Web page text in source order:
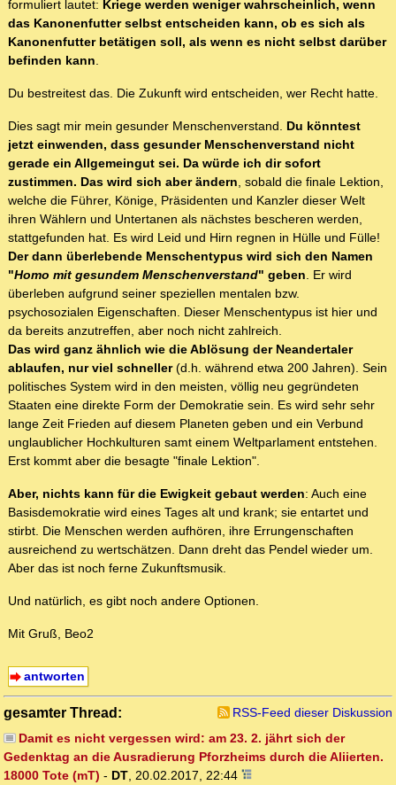
formuliert lautet: Kriege werden weniger wahrscheinlich, wenn
das Kanonenfutter selbst entscheiden kann, ob es sich als
Kanonenfutter betätigen soll, als wenn es nicht selbst darüber
befinden kann.
Du bestreitest das. Die Zukunft wird entscheiden, wer Recht hatte.
Dies sagt mir mein gesunder Menschenverstand. Du könntest
jetzt einwenden, dass gesunder Menschenverstand nicht
gerade ein Allgemeingut sei. Da würde ich dir sofort
zustimmen. Das wird sich aber ändern, sobald die finale Lektion,
welche die Führer, Könige, Präsidenten und Kanzler dieser Welt
ihren Wählern und Untertanen als nächstes bescheren werden,
stattgefunden hat. Es wird Leid und Hirn regnen in Hülle und Fülle!
Der dann überlebende Menschentypus wird sich den Namen
"Homo mit gesundem Menschenverstand" geben. Er wird
überleben aufgrund seiner speziellen mentalen bzw.
psychosozialen Eigenschaften. Dieser Menschentypus ist hier und
da bereits anzutreffen, aber noch nicht zahlreich.
Das wird ganz ähnlich wie die Ablösung der Neandertaler
ablaufen, nur viel schneller(d.h. während etwa 200 Jahren). Sein
politisches System wird in den meisten, völlig neu gegründeten
Staaten eine direkte Form der Demokratie sein. Es wird sehr sehr
lange Zeit Frieden auf diesem Planeten geben und ein Verbund
unglaublicher Hochkulturen samt einem Weltparlament entstehen.
Erst kommt aber die besagte "finale Lektion".
Aber, nichts kann für die Ewigkeit gebaut werden: Auch eine
Basisdemokratie wird eines Tages alt und krank; sie entartet und
stirbt. Die Menschen werden aufhören, ihre Errungenschaften
ausreichend zu wertschätzen. Dann dreht das Pendel wieder um.
Aber das ist noch ferne Zukunftsmusik.
Und natürlich, es gibt noch andere Optionen.
Mit Gruß, Beo2
antworten
gesamter Thread:
RSS-Feed dieser Diskussion
Damit es nicht vergessen wird: am 23. 2. jährt sich der
Gedenktag an die Ausradierung Pforzheims durch die Aliierten.
18000 Tote (mT) - DT, 20.02.2017, 22:44